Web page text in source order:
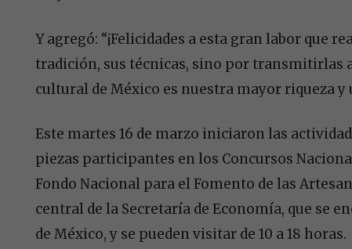
Y agregó: “¡Felicidades a esta gran labor que
tradición, sus técnicas, sino por transmitirlas
cultural de México es nuestra mayor riqueza y
Este martes 16 de marzo iniciaron las
piezas participantes en los Concursos
Fondo Nacional para el Fomento de las
central de la Secretaría de Economía, que se
de México, y se pueden visitar de 10 a 18 horas.